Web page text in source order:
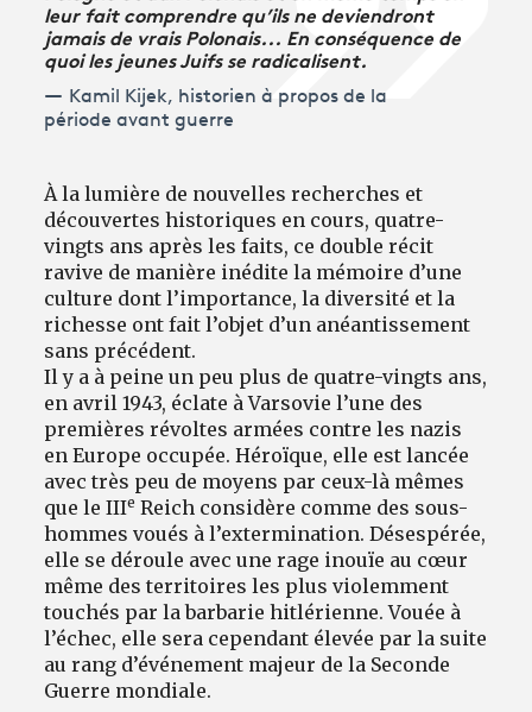
leur fait comprendre qu’ils ne deviendront
jamais de vrais Polonais... En conséquence de
quoi les jeunes Juifs se radicalisent.
Kamil Kijek, historien à propos de la
période avant guerre
À la lumière de nouvelles recherches et
découvertes historiques en cours, quatre-
vingts ans après les faits, ce double récit
ravive de manière inédite la mémoire d’une
culture dont l’importance, la diversité et la
richesse ont fait l’objet d’un anéantissement
sans précédent.
Il y a à peine un peu plus de quatre-vingts ans,
en avril 1943, éclate à Varsovie l’une des
premières révoltes armées contre les nazis
en Europe occupée. Héroïque, elle est lancée
avec très peu de moyens par ceux-là mêmes
que le IIIe Reich considère comme des sous-
hommes voués à l’extermination. Désespérée,
elle se déroule avec une rage inouïe au cœur
même des territoires les plus violemment
touchés par la barbarie hitlérienne. Vouée à
l’échec, elle sera cependant élevée par la suite
au rang d’événement majeur de la Seconde
Guerre mondiale.